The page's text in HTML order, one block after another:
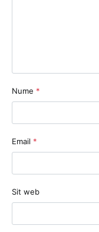
Nume *
Email *
Sit web